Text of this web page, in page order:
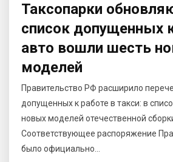
Таксопарки
список допущенных
авто вошли шесть
моделей
Правительство РФ расширило
допущенных к работе в такси: в
новых моделей отечественной
Соответствующее распоряжение
было официально...